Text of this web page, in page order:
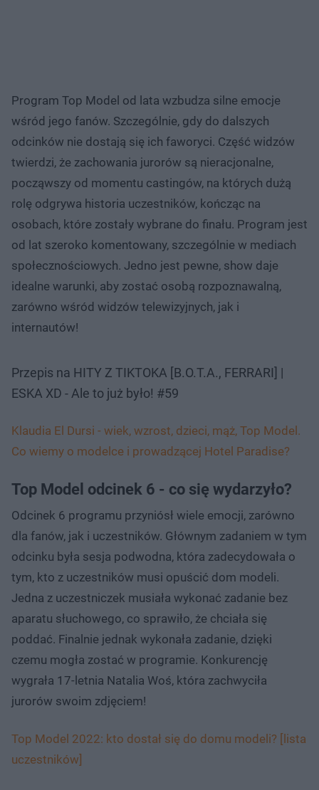
Program Top Model od lata wzbudza silne emocje
wśród jego fanów. Szczególnie, gdy do dalszych
odcinków nie dostają się ich faworyci. Część widzów
twierdzi, że zachowania jurorów są nieracjonalne,
począwszy od momentu castingów, na których dużą
rolę odgrywa historia uczestników, kończąc na
osobach, które zostały wybrane do finału. Program jest
od lat szeroko komentowany, szczególnie w mediach
społecznościowych. Jedno jest pewne, show daje
idealne warunki, aby zostać osobą rozpoznawalną,
zarówno wśród widzów telewizyjnych, jak i
internautów!
Przepis na HITY Z TIKTOKA [B.O.T.A., FERRARI] |
ESKA XD - Ale to już było! #59
Klaudia El Dursi - wiek, wzrost, dzieci, mąż, Top Model.
Co wiemy o modelce i prowadzącej Hotel Paradise?
Top Model odcinek 6 - co się wydarzyło?
Odcinek 6 programu przyniósł wiele emocji, zarówno
dla fanów, jak i uczestników. Głównym zadaniem w tym
odcinku była sesja podwodna, która zadecydowała o
tym, kto z uczestników musi opuścić dom modeli.
Jedna z uczestniczek musiała wykonać zadanie bez
aparatu słuchowego, co sprawiło, że chciała się
poddać. Finalnie jednak wykonała zadanie, dzięki
czemu mogła zostać w programie. Konkurencję
wygrała 17-letnia Natalia Woś, która zachwyciła
jurorów swoim zdjęciem!
Top Model 2022: kto dostał się do domu modeli? [lista
uczestników]